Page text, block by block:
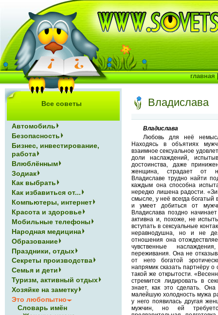
Владислава
Владислава
Любовь для неё
Находясь в объятиях
взаимное сексуальное
доли наслаждений,
достоинства, даже
женщина, страдает от
Владиславе трудно найти
каждым она способна
нередко лишена радости.
смысле, у неё всегда богатый
и умеет добиться от
Владислава поздно
активна и, похоже, не
вступать в сексуальные
неравнодушна, но и не
отношения она
чувственные
переживания. Она не
от него богатой
напрямик сказать партнёру
такой же открытости.
стремится лидировать в
знает, как это сделать.
малейшую холодность мужа
у него появилась другая
мужчин, но ей
Все советы
Автомобиль
Безопасность
Бизнес, инвестирование,
работа
Влюблённым
Зодиак
Как выбрать
Как избавиться от...
Компьютеры, интернет
Красота и здоровье
Мобильные телефоны
Народная медицина
Образование
Праздники, отдых
Секреты производства
Семья и дети
Туризм, активный отдых
Хозяйке на заметку
Это любопытно
Словарь имён
главная